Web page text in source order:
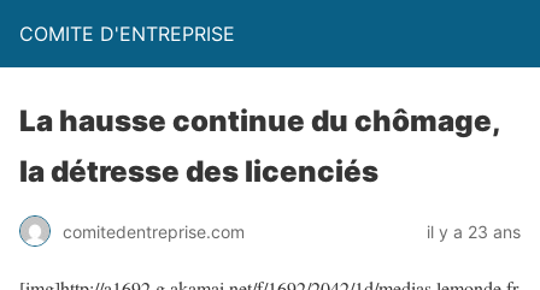
COMITE D'ENTREPRISE
La hausse continue du chômage,
la détresse des licenciés
comitedentreprise.com il y a 23 ans